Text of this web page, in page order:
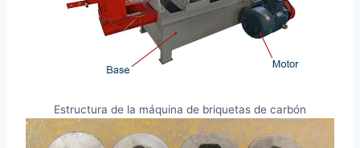
Estructura de la máquina de briquetas de carbón